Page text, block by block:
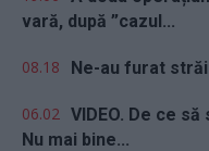
vară, după ”cazul...
08.18 Ne-au furat
06.02 VIDEO. De ce
Nu mai bine...